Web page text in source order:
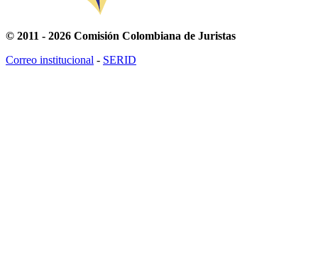
© 2011 - 2026 Comisión Colombiana de Juristas
Correo institucional - SERID